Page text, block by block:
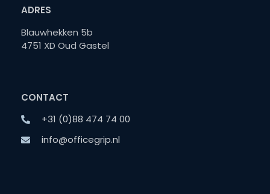
ADRES
Blauwhekken 5b
4751 XD Oud Gastel
CONTACT
+31 (0)88 474 74 00
info@officegrip.nl